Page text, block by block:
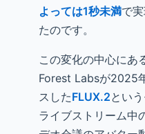
よっては1秒未満で
たのです。
この変化の中心にあ
Forest Labsが2025
スしたFLUX.2とい
ライブストリーム中